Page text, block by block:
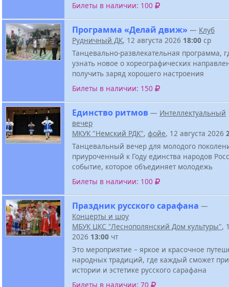
Билеты в наличии: 100
Программа «Делай движ» — Клуб
Рудничный ДК, 12 августа 2026 18:00 ср
Танцевально-развлекательная программа,
узнать новое о хореографических
получить заряд хорошего настроения
Билеты в наличии: 150
Единство ритмов — Интеллектуальный
вечер
МКУК "Немский РДК", фойе, 12 августа 2026
Танцевальный вечер для молодого
приуроченный к Году единства народов
событие, которое объединяет молодежь
Билеты в наличии: 100
Праздник русского сарафана —
Концерты и шоу
МБУК ЦКС "Леснополянский Дом культуры",
2026 13:00 чт
Это мероприятие – яркое и красочное
народных традиций, где каждый сможет
истории и эстетике русского сарафана
Билеты в наличии: 70